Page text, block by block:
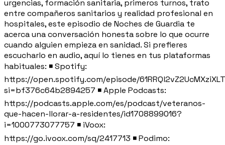
urgencias, formación sanitaria, primeros turnos, trato
entre compañeros sanitarios y realidad profesional en
hospitales, este episodio de Noches de Guardia te
acerca una conversación honesta sobre lo que ocurre
cuando alguien empieza en sanidad. Si prefieres
escucharlo en audio, aquí lo tienes en tus plataformas
habituales: ◾ Spotify:
https://open.spotify.com/episode/
si=bf376c64b2894257 ◾ Apple Podcasts:
https://podcasts.apple.com/es/podcast/veteranos-
que-hacen-llorar-a-residentes/id1708899016?
i=1000773077757 ◾ iVoox:
https://go.ivoox.com/sq/2417713 ◾ Podimo: